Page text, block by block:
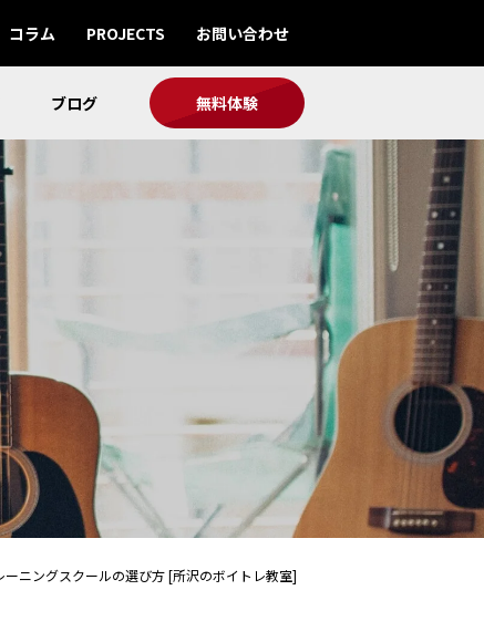
コラム PROJECTS お問い合わせ
ブログ 無料体験
ニングスクールの選び方 [所沢のボイトレ教室]